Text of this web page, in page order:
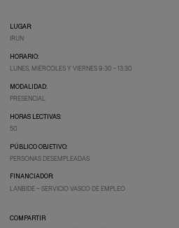
LUGAR:
IRUN
HORARIO:
LUNES, MIÉRCOLES Y VIERNES 9:30 - 13:30
MODALIDAD:
PRESENCIAL
HORAS LECTIVAS:
50
PÚBLICO OBJETIVO:
PERSONAS DESEMPLEADAS
FINANCIADOR:
LANBIDE – SERVICIO VASCO DE EMPLEO
COMPARTIR